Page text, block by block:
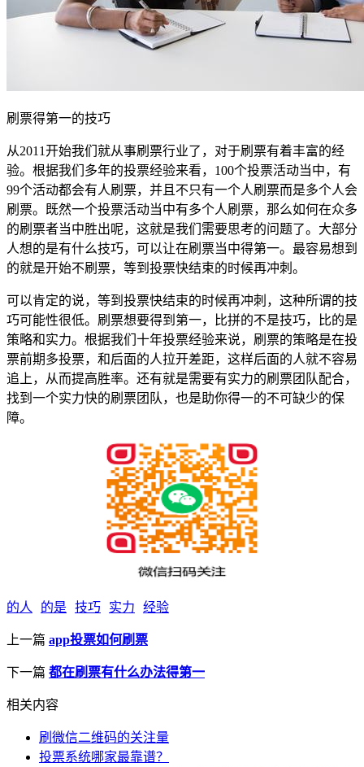
刷票得第一的技巧
从2011开始我们就从事刷票行业了，对于刷票有着丰富的经
验。根据我们多年的投票经验来看，100个投票活动当中，有
99个活动都会有人刷票，并且不只有一个人刷票而是多个人会
刷票。既然一个投票活动当中有多个人刷票，那么如何在众多
的刷票者当中胜出呢，这就是我们需要思考的问题了。大部分
人想的是有什么技巧，可以让在刷票当中得第一。最容易想到
的就是开始不刷票，等到投票快结束的时候再冲刺。
可以肯定的说，等到投票快结束的时候再冲刺，这种所谓的技
巧可能性很低。刷票想要得到第一，比拼的不是技巧，比的是
策略和实力。根据我们十年投票经验来说，刷票的策略是在投
票前期多投票，和后面的人拉开差距，这样后面的人就不容易
追上，从而提高胜率。还有就是需要有实力的刷票团队配合，
找到一个实力快的刷票团队，也是助你得一的不可缺少的保
障。
的人 的是 技巧 实力 经验
上一篇 app投票如何刷票
下一篇 都在刷票有什么办法得第一
相关内容
刷微信二维码的关注量
投票系统哪家最靠谱？